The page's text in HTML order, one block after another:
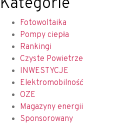
Kategorie
Fotowoltaika
Pompy ciepła
Rankingi
Czyste Powietrze
INWESTYCJE
Elektromobilność
OZE
Magazyny energii
Sponsorowany